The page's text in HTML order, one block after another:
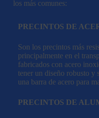
los más comunes:
PRECINTOS DE
Son los precintos más
principalmente en el
fabricados con acero
tener un diseño robusto y
una barra de acero para
PRECINTOS DE